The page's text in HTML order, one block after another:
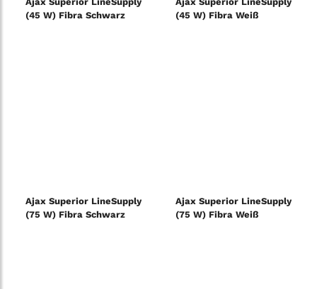
(45 W) Fibra Schwarz
(45 W) Fibra Weiß
Ajax Superior LineSupply
(75 W) Fibra Schwarz
Ajax Superior LineSupply
(75 W) Fibra Weiß